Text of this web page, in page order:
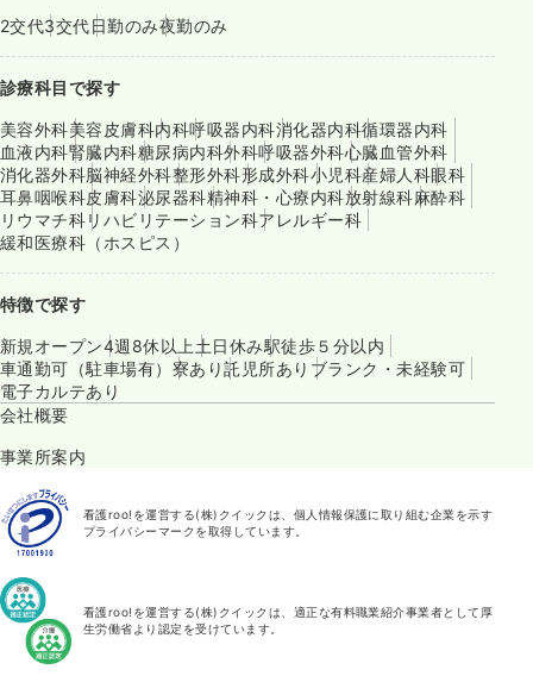
2交代3交代日勤のみ夜勤のみ
診療科目で探す
美容外科美容皮膚科内科呼吸器内科消化器内科循環器内科
血液内科腎臓内科糖尿病内科外科呼吸器外科心臓血管外科
消化器外科脳神経外科整形外科形成外科小児科産婦人科眼科
耳鼻咽喉科皮膚科泌尿器科精神科・心療内科放射線科麻酔科
リウマチ科リハビリテーション科アレルギー科
緩和医療科（ホスピス）
特徴で探す
新規オープン4週8休以上 土日休み駅徒歩５分以内
車通勤可（駐車場有） 寮あり託児所あり ブランク・未経験可
電子カルテあり
会社概要
事業所案内
看護roo!を運営する(株)クイックは、個人情報保護に取り組む企業を示す
プライバシーマークを取得しています。
看護roo!を運営する(株)クイックは、適正な有料職業紹介事業者として厚
生労働省より認定を受けています。